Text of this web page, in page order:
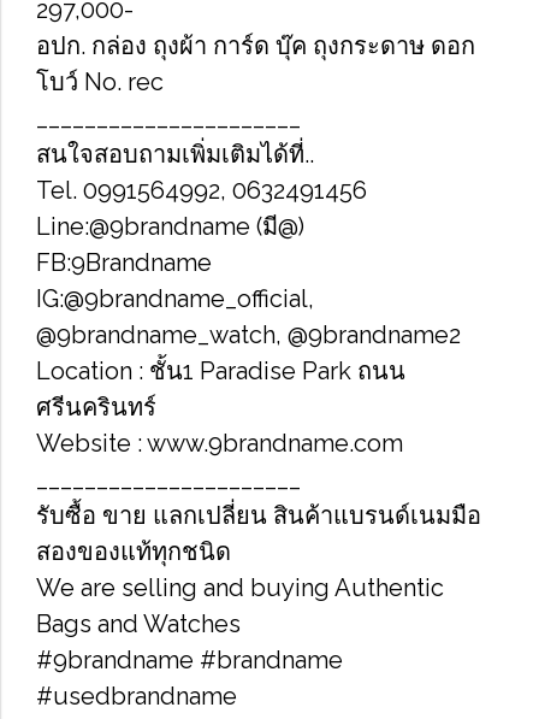
297,000-
อปก. กล่อง ถุงผ้า การ์ด บุ๊ค ถุงกระดาษ ดอก
โบว์ No. rec
สนใจสอบถามเพิ่มเติมได้ที่..
Tel. 0991564992, 0632491456
Line:@9brandname (มี@)
FB:9Brandname
IG:@9brandname_official,
@9brandname_watch, @9brandname2
Location : ชั้น1 Paradise Park ถนน
ศรีนครินทร์
Website : www.9brandname.com
รับซื้อ​ ขาย​​ แลกเปลี่ยน​ สินค้าแบรนด์เนม​มือ
สองของแท้ทุกชนิด
We are selling and buying Authentic
Bags and Watches
#9brandname​ #brandname​
#usedbrandname​